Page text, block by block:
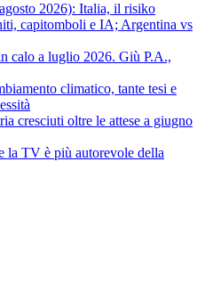
2026): Italia, il risiko
capitomboli e IA; Argentina vs
calo a luglio 2026. Giù P.A.,
climatico, tante tesi e
cresciuti oltre le attese a giugno
la TV è più autorevole della